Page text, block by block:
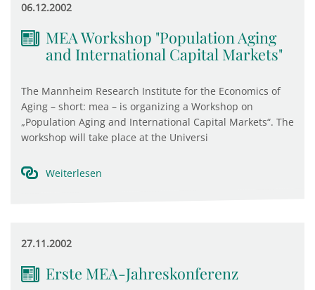
06.12.2002
MEA Workshop "Population Aging
and International Capital Markets"
The Mannheim Research Institute for the Economics of
Aging – short: mea – is organizing a Workshop on
„Population Aging and International Capital Markets“. The
workshop will take place at the Universi
Weiterlesen
27.11.2002
Erste MEA-Jahreskonferenz